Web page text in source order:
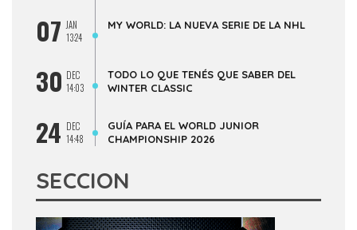
07 JAN
13:24
MY WORLD: LA NUEVA SERIE DE LA NHL
30 DEC
14:03
TODO LO QUE TENÉS QUE SABER DEL
WINTER CLASSIC
24 DEC
14:48
GUÍA PARA EL WORLD JUNIOR
CHAMPIONSHIP 2026
SECCION